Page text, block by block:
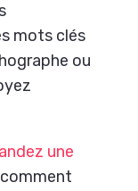
mots clés
ou
une